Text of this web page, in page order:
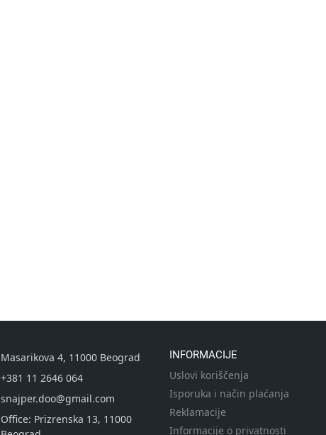
Masarikova 4, 11000 Beograd
+381 11 2646 064
snajper.doo@gmail.com
Office: Prizrenska 13, 11000
INFORMACIJE
Uslovi koriščenja
Isporuka i način plaćanja
Reklamacije
Informacije o privatnosti